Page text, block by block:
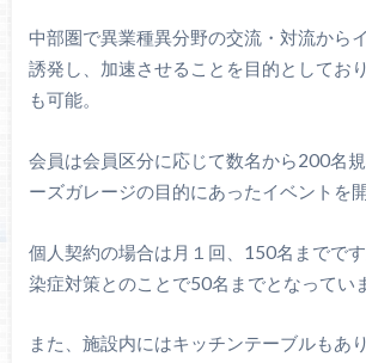
中部圏で異業種異分野の交流・対流から
誘発し、加速させることを目的としてお
も可能。
会員は会員区分に応じて数名から200名
ーズガレージの目的にあったイベントを
個人契約の場合は月１回、150名までで
染症対策とのことで50名までとなってい
また、施設内にはキッチンテーブルもあ